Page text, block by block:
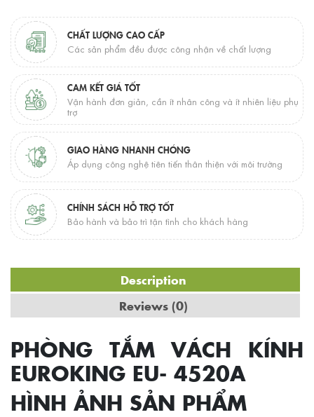
CHẤT LƯỢNG CAO CẤP
Các sản phẩm đều được công nhận về chất lượng
CAM KẾT GIÁ TỐT
Vận hành đơn giản, cần ít nhân công và ít nhiên liệu phụ
trợ
GIAO HÀNG NHANH CHÓNG
Áp dụng công nghệ tiên tiến thân thiện với môi trường
CHÍNH SÁCH HỖ TRỢ TỐT
Bảo hành và bảo trì tận tình cho khách hàng
Description
Reviews (0)
PHÒNG TẮM VÁCH KÍNH
EUROKING EU- 4520A
HÌNH ẢNH SẢN PHẨM